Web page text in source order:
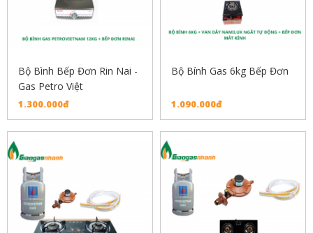
Bộ Bình Bếp Đơn Rin Nai -
Gas Petro Việt
1.300.000đ
Bộ Bính Gas 6kg Bếp Đơn
1.090.000đ